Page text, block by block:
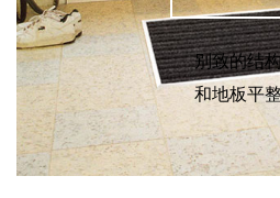
别致的结
和地板平